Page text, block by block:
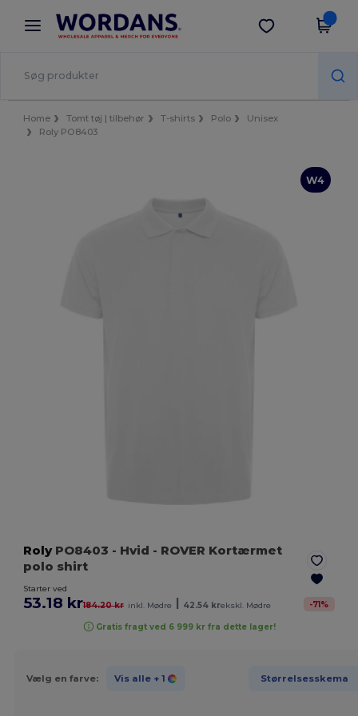
× Wordans-app
Bedre priser i appen!
Hent app
Home Tomt tøj | tilbehør T-shirts Polo
Unisex
Roly PO8403
W4
RolyPO8403 - Hvid - ROVER Kortærmet
polo shirt
Starter ved
53.18 kr184.20 kr inkl. Mødre 42.54 krekskl. Mødre -71%
Gratis fragt ved 6 999 kr fra dette lager!
Vælg en farve: Vis alle + 1 Størrelsesskema